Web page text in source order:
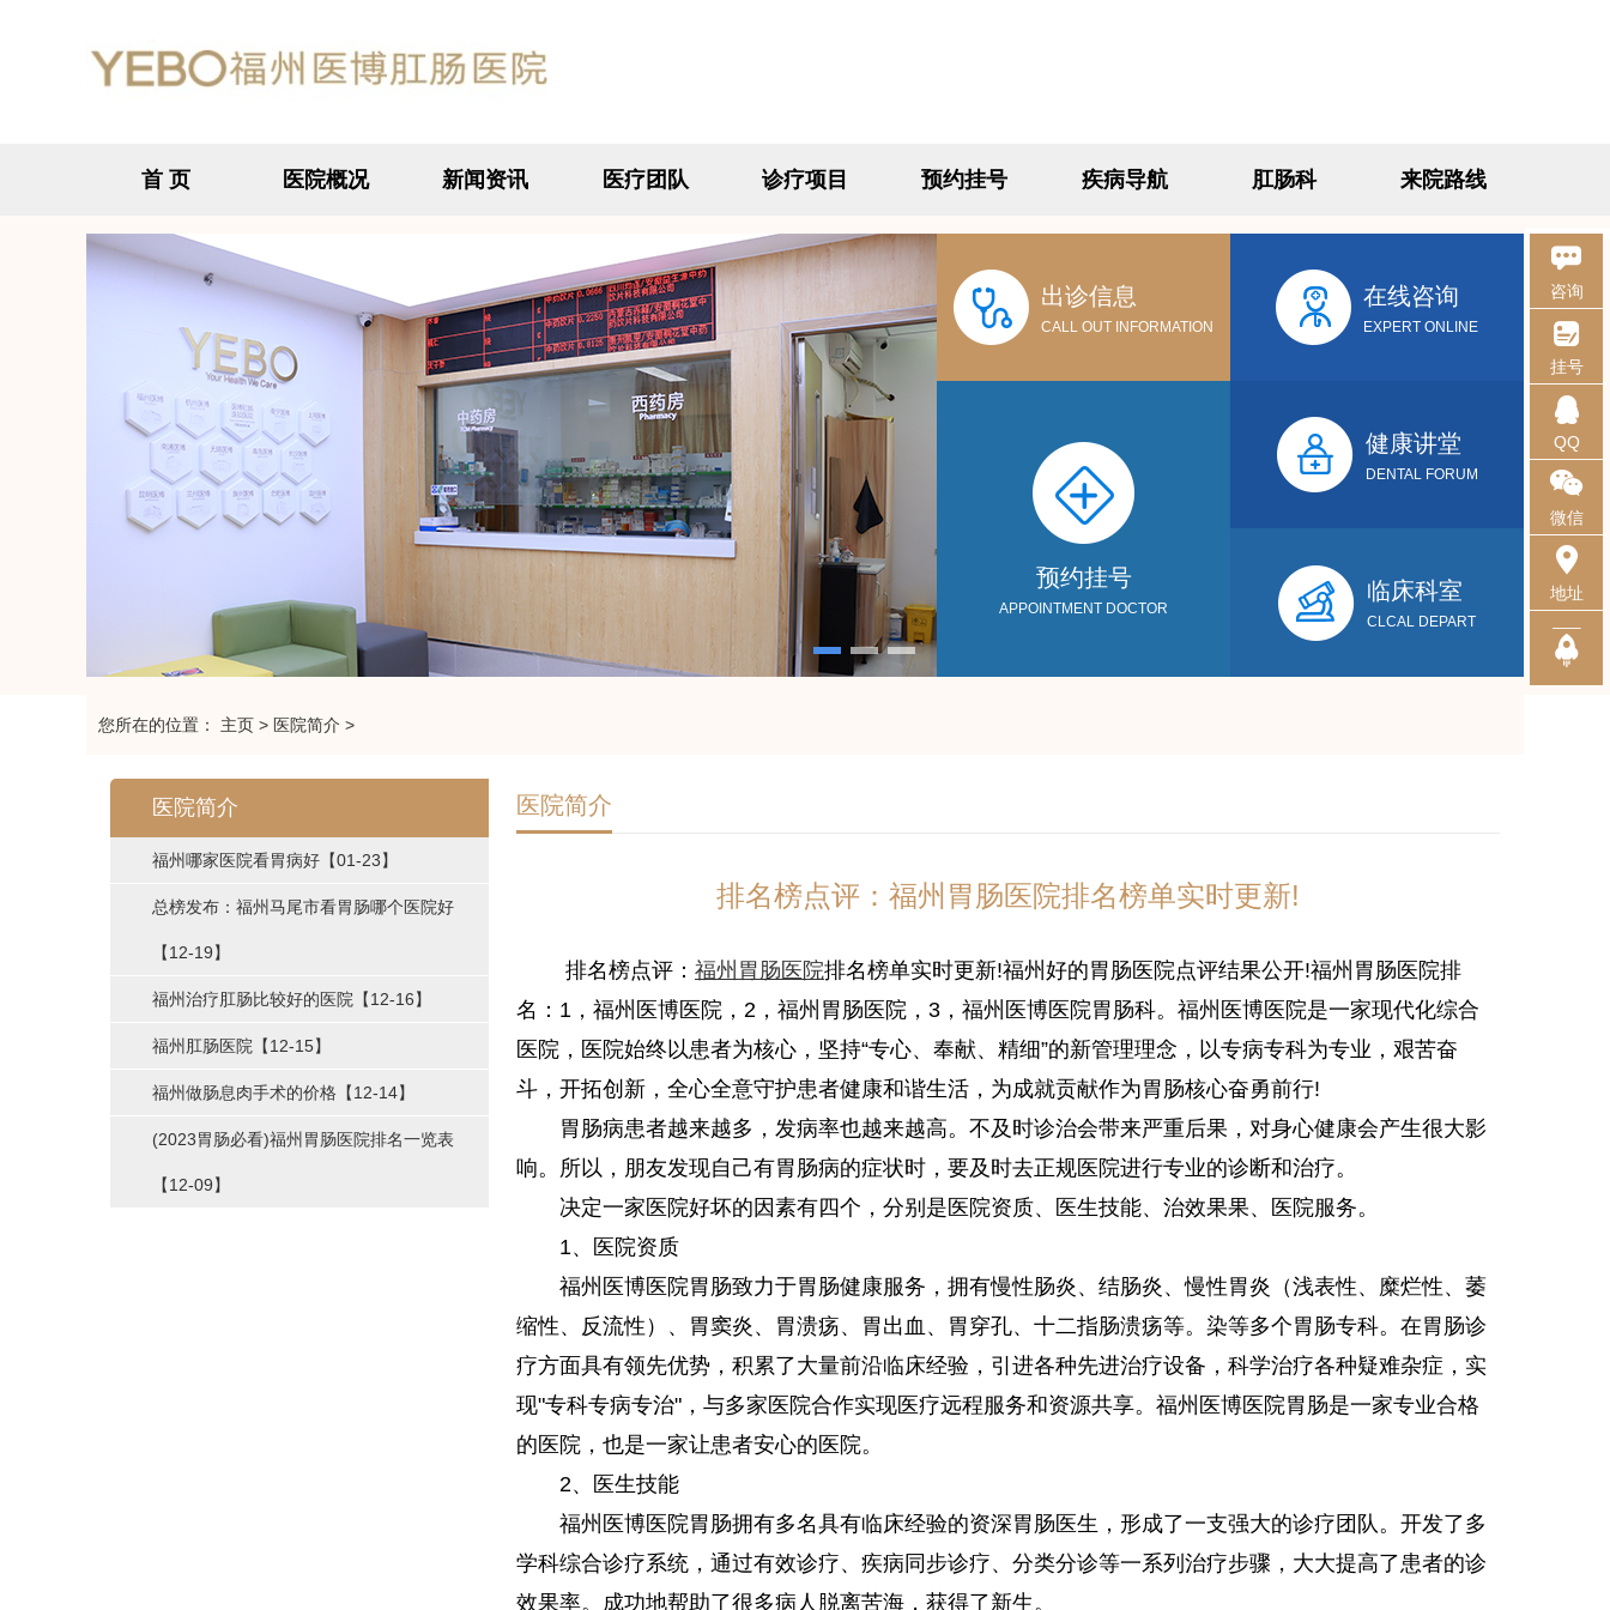
首 页 医院概况 新闻资讯 医疗团队 诊疗项目 预约挂号 疾病导航 肛肠科 来院路线
咨询
挂号
QQ
微信
地址
出诊信息
CALL OUT INFORMATION
在线咨询
EXPERT ONLINE
预约挂号
APPOINTMENT DOCTOR
健康讲堂
DENTAL FORUM
临床科室
CLCAL DEPART
您所在的位置： 主页 > 医院简介 >
医院简介
福州哪家医院看胃病好 【01-23】
总榜发布：福州马尾市看胃肠哪个医院好
【12-19】
福州治疗肛肠比较好的医院 【12-16】
福州肛肠医院 【12-15】
福州做肠息肉手术的价格 【12-14】
(2023胃肠必看)福州胃肠医院排名一览表
【12-09】
医院简介
排名榜点评：福州胃肠医院排名榜单实时更新!
排名榜点评： 福州胃肠医院排名榜单实时更新!福州好的胃肠医院点评结果公开!福州胃肠医院排
名：1，福州医博医院，2，福州胃肠医院，3，福州医博医院胃肠科。福州医博医院是一家现代化综合
医院，医院始终以患者为核心，坚持“专心、奉献、精细”的新管理理念，以专病专科为专业，艰苦奋
斗，开拓创新，全心全意守护患者健康和谐生活，为成就贡献作为胃肠核心奋勇前行!
胃肠病患者越来越多，发病率也越来越高。不及时诊治会带来严重后果，对身心健康会产生很大影
响。所以，朋友发现自己有胃肠病的症状时，要及时去正规医院进行专业的诊断和治疗。
决定一家医院好坏的因素有四个，分别是医院资质、医生技能、治效果果、医院服务。
1、医院资质
福州医博医院胃肠致力于胃肠健康服务，拥有慢性肠炎、结肠炎、慢性胃炎（浅表性、糜烂性、萎
缩性、反流性）、胃窦炎、胃溃疡、胃出血、胃穿孔、十二指肠溃疡等。染等多个胃肠专科。在胃肠诊
疗方面具有领先优势，积累了大量前沿临床经验，引进各种先进治疗设备，科学治疗各种疑难杂症，实
现"专科专病专治"，与多家医院合作实现医疗远程服务和资源共享。福州医博医院胃肠是一家专业合格
的医院，也是一家让患者安心的医院。
2、医生技能
福州医博医院胃肠拥有多名具有临床经验的资深胃肠医生，形成了一支强大的诊疗团队。开发了多
学科综合诊疗系统，通过有效诊疗、疾病同步诊疗、分类分诊等一系列治疗步骤，大大提高了患者的诊
效果率。成功地帮助了很多病人脱离苦海，获得了新生。